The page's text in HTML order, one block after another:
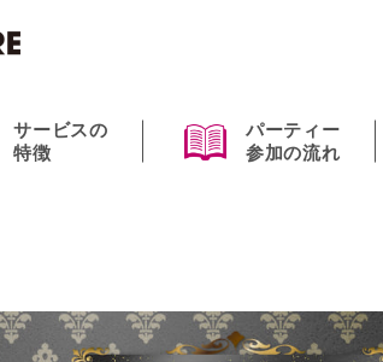
サービスの
特徴
パーティー
参加の流れ